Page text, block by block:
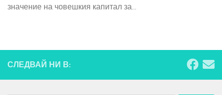
значение на човешкия капитал за...
СЛЕДВАЙ НИ В: